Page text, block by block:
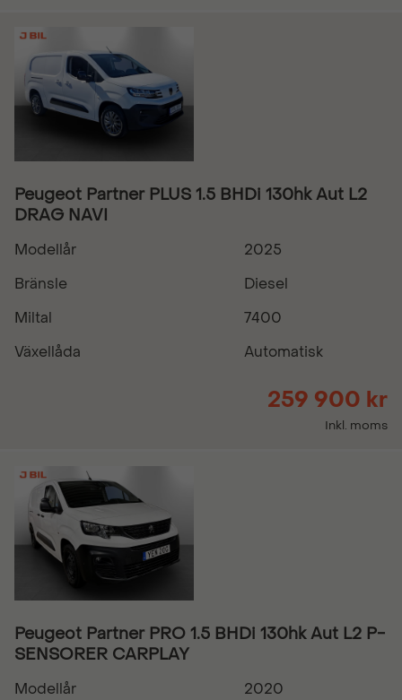
Peugeot Partner PLUS 1.5 BHDi 130hk Aut L2
DRAG NAVI
Modellår
2025
Bränsle
Diesel
Miltal
7400
Växellåda
Automatisk
259 900 kr
Inkl. moms
Peugeot Partner PRO 1.5 BHDi 130hk Aut L2 P-
SENSORER CARPLAY
Modellår
2020